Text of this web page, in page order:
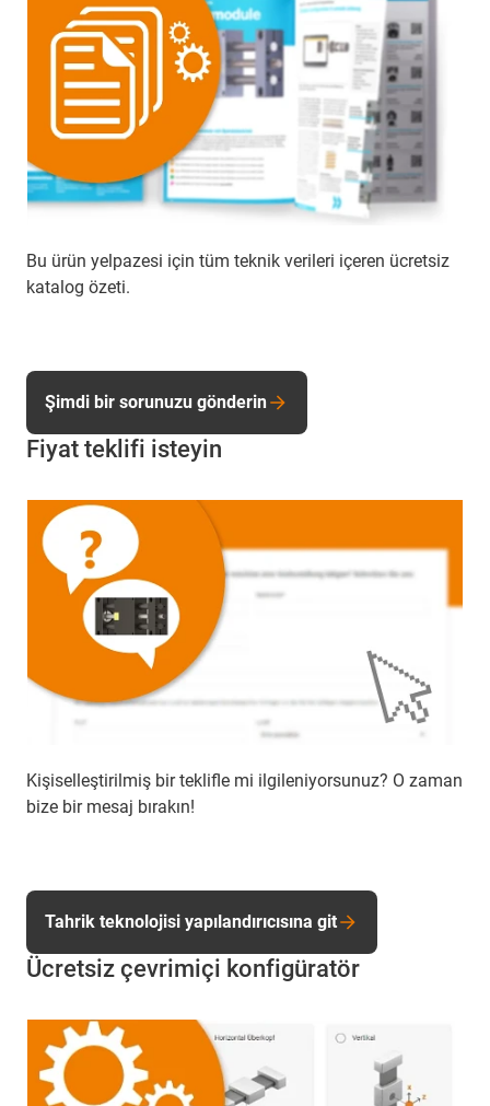
Bu ürün yelpazesi için tüm teknik verileri içeren ücretsiz
katalog özeti.
Fiyat teklifi isteyin
Kişiselleştirilmiş bir teklifle mi ilgileniyorsunuz? O zaman
bize bir mesaj bırakın!
Şimdi bir sorunuzu gönderin
Ücretsiz çevrimiçi konfigüratör
Tahrik teknolojisi yapılandırıcısına git